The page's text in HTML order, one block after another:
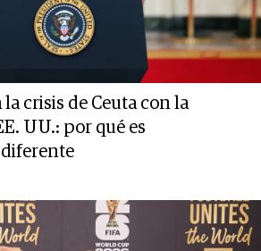
crisis de Ceuta con la
UU.: por qué es